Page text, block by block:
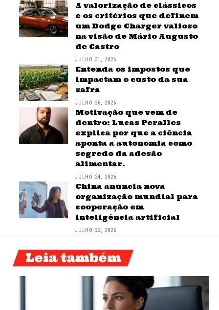
A valorização de clássicos
e os critérios que definem
um Dodge Charger valioso
na visão de Mário Augusto
de Castro
JULHO 31, 2026
Entenda os impostos que
impactam o custo da sua
safra
JULHO 28, 2026
Motivação que vem de
dentro: Lucas Peralles
explica por que a ciência
aponta a autonomia como
segredo da adesão
alimentar.
JULHO 24, 2026
China anuncia nova
organização mundial para
cooperação em
inteligência artificial
JULHO 22, 2026
Leia também